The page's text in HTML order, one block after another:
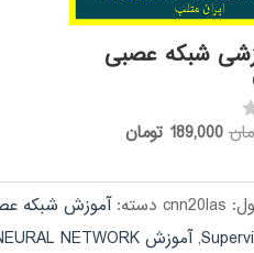
شبکه عصبی
قیمت
385,000 تومان
بود.
189,000 تومان
189,000 تومان.
cnn20las دسته:آموزش شبکه
,آموزش CONVOLUTIONAL NEURAL NETWORK